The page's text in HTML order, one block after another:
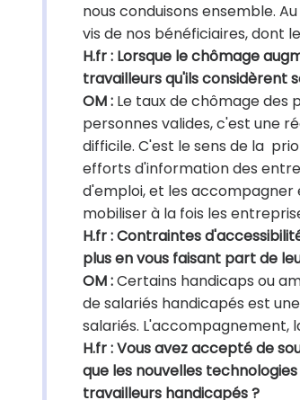
nous conduisons ensemble.
vis de nos bénéficiaires, dont
H.fr : Lorsque le chômage
travailleurs qu'ils considèrent
OM : Le taux de chômage des
personnes valides, c'est une
difficile. C'est le sens de la
efforts d'information des
d'emploi, et les accompagner
mobiliser à la fois les
H.fr : Contraintes
plus en vous faisant part de
OM :Certains handicaps ou
de salariés handicapés est
salariés. L'accompagnement,
H.fr : Vous avez accepté de
que les nouvelles
travailleurs handicapés ?